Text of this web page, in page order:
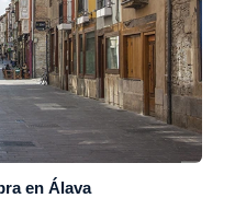
en Álava